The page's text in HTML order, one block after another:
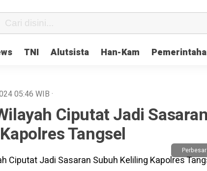
TNI Alutsista Han-Kam
05:46 WIB ·
Ciputat Jadi
Tangsel
Perbesar